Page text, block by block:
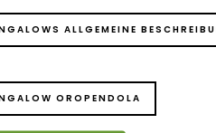
ALLGEMEINE
OROPENDOLA